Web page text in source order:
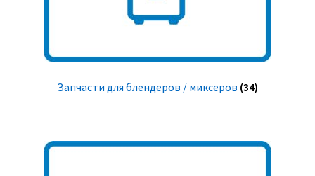
Запчасти для блендеров / миксеров (34)